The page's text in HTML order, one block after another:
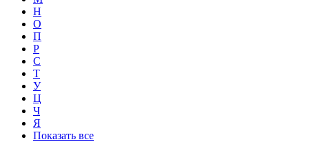
Н
О
П
Р
С
Т
У
Ц
Ч
Я
Показать все